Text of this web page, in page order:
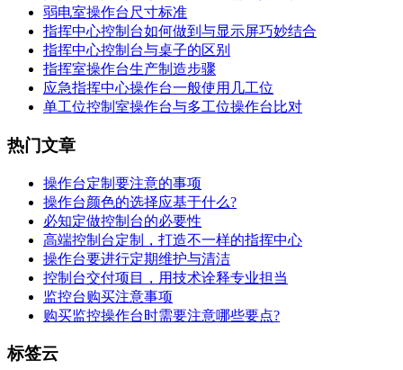
弱电室操作台尺寸标准
指挥中心控制台如何做到与显示屏巧妙结合
指挥中心控制台与桌子的区别
指挥室操作台生产制造步骤
应急指挥中心操作台一般使用几工位
单工位控制室操作台与多工位操作台比对
热门文章
操作台定制要注意的事项
操作台​颜色的选择应基于什么?
必知定做控制台的必要性
高端控制台定制，打造不一样的指挥中心
操作台要进行定期维护与清洁
控制台交付项目，用技术诠释专业担当
监控台购买注意事项
购买监控操作台时需要注意哪些要点?
标签云